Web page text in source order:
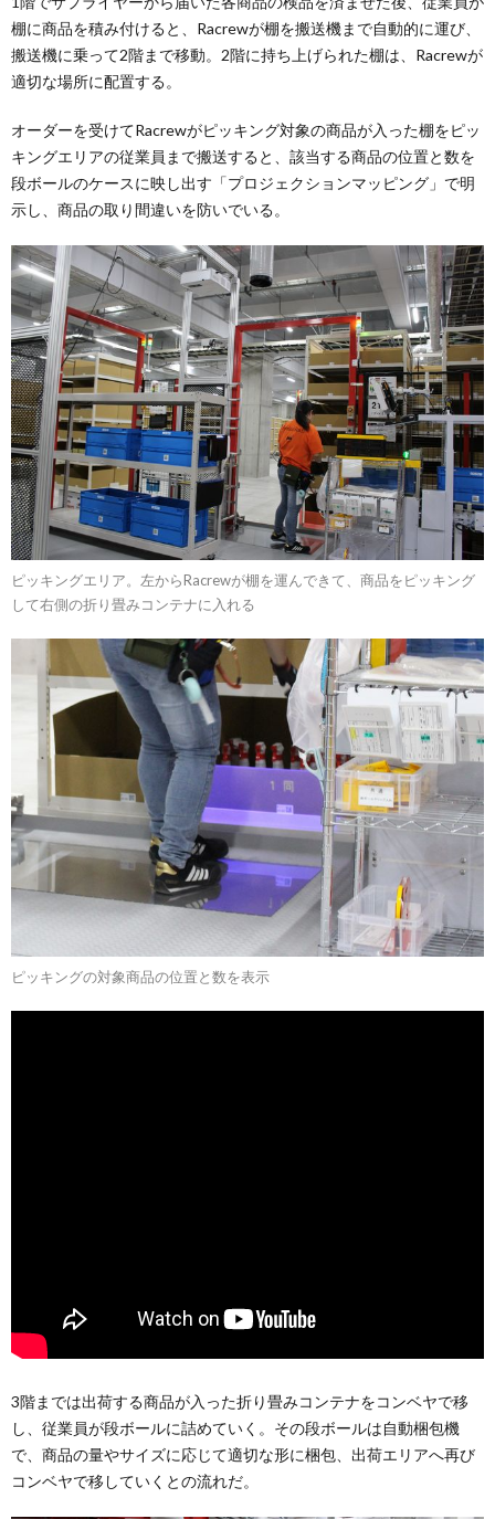
棚に商品を積み付けると、Racrewが棚を搬送機まで自動的に運び、
搬送機に乗って2階まで移動。2階に持ち上げられた棚は、Racrewが
適切な場所に配置する。
オーダーを受けてRacrewがピッキング対象の商品が入った棚をピッ
キングエリアの従業員まで搬送すると、該当する商品の位置と数を
段ボールのケースに映し出す「プロジェクションマッピング」で明
示し、商品の取り間違いを防いでいる。
ピッキングエリア。左からRacrewが棚を運んできて、商品をピッキング
して右側の折り畳みコンテナに入れる
ピッキングの対象商品の位置と数を表示
3階までは出荷する商品が入った折り畳みコンテナをコンベヤで移
し、従業員が段ボールに詰めていく。その段ボールは自動梱包機
で、商品の量やサイズに応じて適切な形に梱包、出荷エリアへ再び
コンベヤで移していくとの流れだ。